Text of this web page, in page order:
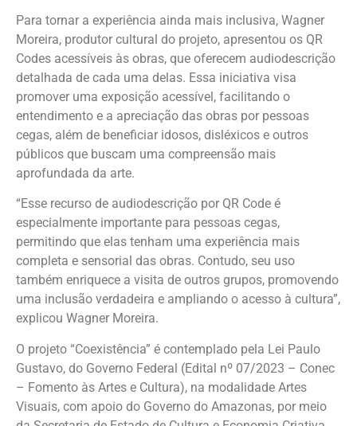
Para tornar a experiência ainda mais inclusiva, Wagner
Moreira, produtor cultural do projeto, apresentou os QR
Codes acessíveis às obras, que oferecem audiodescrição
detalhada de cada uma delas. Essa iniciativa visa
promover uma exposição acessível, facilitando o
entendimento e a apreciação das obras por pessoas
cegas, além de beneficiar idosos, disléxicos e outros
públicos que buscam uma compreensão mais
aprofundada da arte.
“Esse recurso de audiodescrição por QR Code é
especialmente importante para pessoas cegas,
permitindo que elas tenham uma experiência mais
completa e sensorial das obras. Contudo, seu uso
também enriquece a visita de outros grupos, promovendo
uma inclusão verdadeira e ampliando o acesso à cultura”,
explicou Wagner Moreira.
O projeto “Coexistência” é contemplado pela Lei Paulo
Gustavo, do Governo Federal (Edital nº 07/2023 – Conec
– Fomento às Artes e Cultura), na modalidade Artes
Visuais, com apoio do Governo do Amazonas, por meio